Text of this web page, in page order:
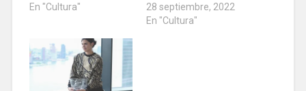
En "Cultura"
28 septiembre, 2022
En "Cultura"